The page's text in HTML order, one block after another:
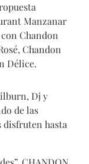
Manzanar
Chandon
Chandon
Délice.
Dj y
de las
disfruten hasta